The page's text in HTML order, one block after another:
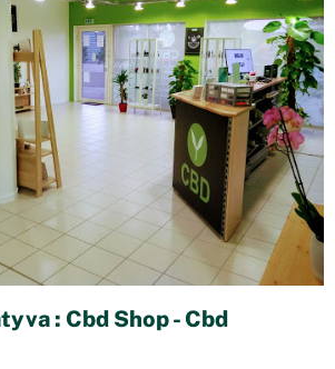
: Cbd Shop - Cbd